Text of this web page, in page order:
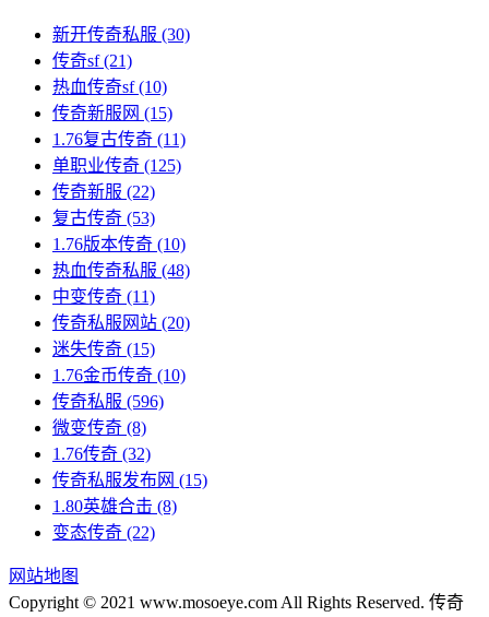
新开传奇私服 (30)
传奇sf(21)
热血传奇sf(10)
传奇新服网 (15)
1.76复古传奇 (11)
单职业传奇 (125)
传奇新服 (22)
复古传奇 (53)
1.76版本传奇 (10)
热血传奇私服 (48)
中变传奇 (11)
传奇私服网站 (20)
迷失传奇 (15)
1.76金币传奇 (10)
传奇私服 (596)
微变传奇 (8)
1.76传奇 (32)
传奇私服发布网 (15)
1.80英雄合击 (8)
变态传奇 (22)
网站地图
Copyright © 2021 www.mosoeye.com All Rights Reserved. 传奇